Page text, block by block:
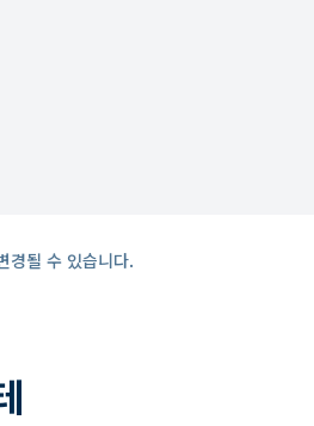
경될 수 있습니다.